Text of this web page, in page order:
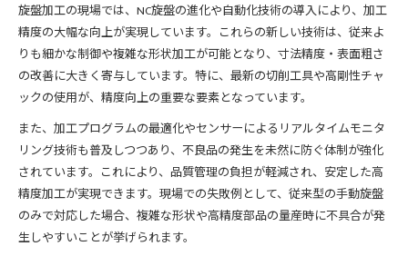
旋盤加工の現場では、NC旋盤の進化や自動化技術の導入により、加工
精度の大幅な向上が実現しています。これらの新しい技術は、従来よ
りも細かな制御や複雑な形状加工が可能となり、寸法精度・表面粗さ
の改善に大きく寄与しています。特に、最新の切削工具や高剛性チャ
ックの使用が、精度向上の重要な要素となっています。
また、加工プログラムの最適化やセンサーによるリアルタイムモニタ
リング技術も普及しつつあり、不良品の発生を未然に防ぐ体制が強化
されています。これにより、品質管理の負担が軽減され、安定した高
精度加工が実現できます。現場での失敗例として、従来型の手動旋盤
のみで対応した場合、複雑な形状や高精度部品の量産時に不具合が発
生しやすいことが挙げられます。